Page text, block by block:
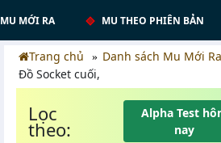
MU MỚI RA MU THEO PHIÊN BẢN
Trang chủ Danh sách Mu Mới Ra
Đồ Socket cuối,
Lọc
theo:
Alpha Test
nay